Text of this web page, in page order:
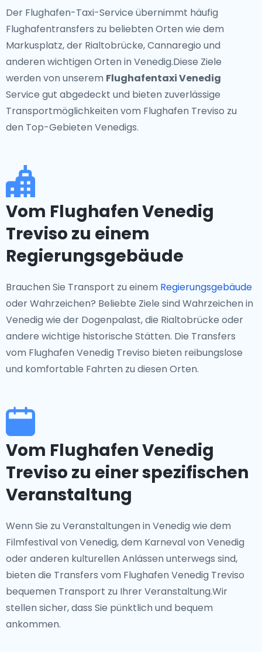
Der Flughafen-Taxi-Service übernimmt häufig
Flughafentransfers zu beliebten Orten wie dem
Markusplatz, der Rialtobrücke, Cannaregio und
anderen wichtigen Orten in Venedig.Diese Ziele
werden von unserem Flughafentaxi Venedig
Service gut abgedeckt und bieten zuverlässige
Transportmöglichkeiten vom Flughafen Treviso zu
den Top-Gebieten Venedigs.
Vom Flughafen Venedig
Treviso zu einem
Regierungsgebäude
Brauchen Sie Transport zu einem Regierungsgebäude
oder Wahrzeichen? Beliebte Ziele sind Wahrzeichen in
Venedig wie der Dogenpalast, die Rialtobrücke oder
andere wichtige historische Stätten. Die Transfers
vom Flughafen Venedig Treviso bieten reibungslose
und komfortable Fahrten zu diesen Orten.
Vom Flughafen Venedig
Treviso zu einer spezifischen
Veranstaltung
Wenn Sie zu Veranstaltungen in Venedig wie dem
Filmfestival von Venedig, dem Karneval von Venedig
oder anderen kulturellen Anlässen unterwegs sind,
bieten die Transfers vom Flughafen Venedig Treviso
bequemen Transport zu Ihrer Veranstaltung.Wir
stellen sicher, dass Sie pünktlich und bequem
ankommen.